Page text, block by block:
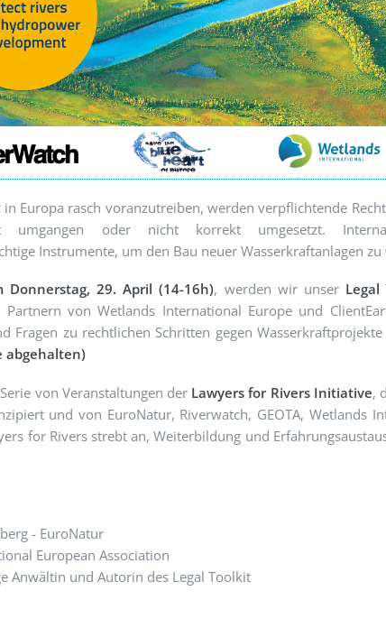
Europa rasch voranzutreiben, werden verpflichtende
umgangen oder nicht korrekt umgesetzt.
Instrumente, um den Bau neuer Wasserkraftanlagen
Donnerstag, 29. April (14-16h), werden wir unser
von Wetlands International Europe und
Fragen zu rechtlichen Schritten gegen Wasserkraftprojekte
abgehalten)
von Veranstaltungen der Lawyers for Rivers Initiative,
und von EuroNatur, Riverwatch, GEOTA, Wetlands
for Rivers strebt an, Weiterbildung und
- EuroNatur
European Association
Anwältin und Autorin des Legal Toolkit